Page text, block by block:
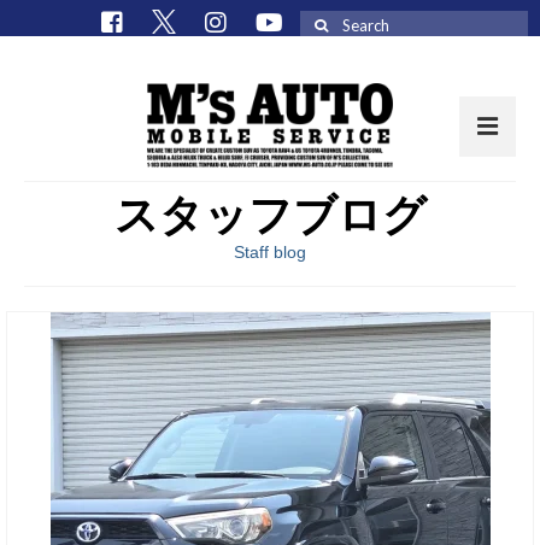
取扱車種一覧
在庫車一覧
M’sCollectionパーツ一覧
エムズオート
M’sCollection
エムズオートとは
スタッフブログ
Staff blog